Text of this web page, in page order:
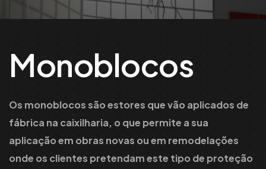
Monoblocos
Os monoblocos são estores que vão aplicados de
fábrica na caixilharia, o que permite a sua
aplicação em obras novas ou em remodelações
onde os clientes pretendam este tipo de proteção